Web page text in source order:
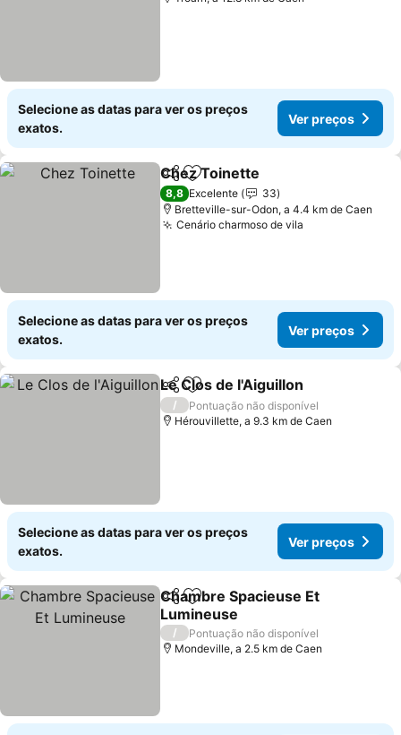
Selecione as datas para ver os preços
exatos.
Ver preços
PartilharAdicionar aos favoritos
Chez Toinette
8,8 Excelente
33
Bretteville-sur-Odon, a 4.4 km de Caen
Cenário charmoso de vila
Selecione as datas para ver os preços
exatos.
Ver preços
PartilharAdicionar aos favoritos
Le Clos de l'Aiguillon
/
Pontuação não disponível
Hérouvillette, a 9.3 km de Caen
Selecione as datas para ver os preços
exatos.
Ver preços
PartilharAdicionar aos favoritos
Chambre Spacieuse Et
Lumineuse
/
Pontuação não disponível
Mondeville, a 2.5 km de Caen